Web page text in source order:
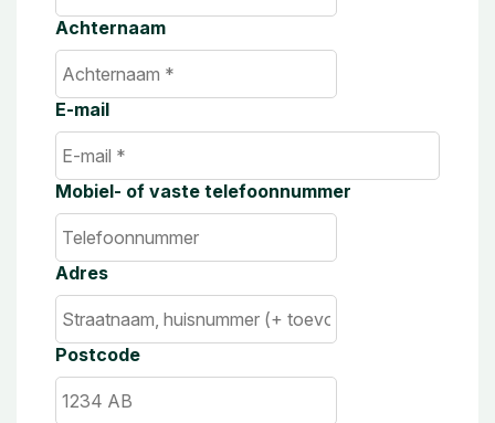
Achternaam
E-mail
Mobiel- of vaste telefoonnummer
Adres
Postcode